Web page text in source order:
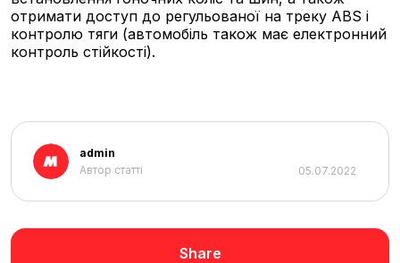
Share
admin
Автор статті
05.07.2022
отримати доступ до регульованої на треку ABS і
контролю тяги (автомобіль також має електронний
контроль стійкості).